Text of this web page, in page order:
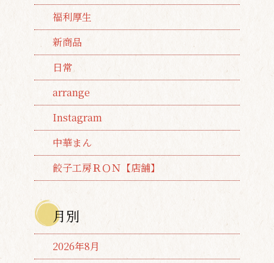
福利厚生
新商品
日常
arrange
Instagram
中華まん
餃子工房ＲＯＮ【店舗】
月別
2026年8月